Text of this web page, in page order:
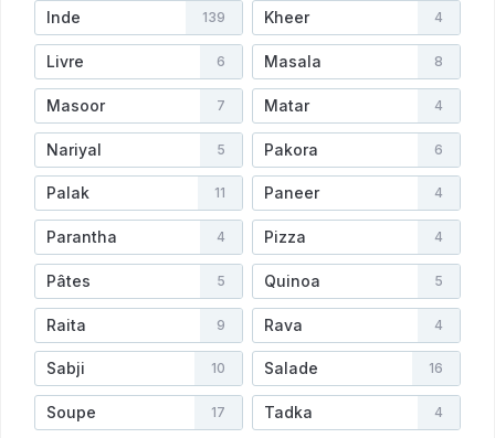
Inde 139 Kheer 4
Livre 6 Masala 8
Masoor 7 Matar 4
Nariyal 5 Pakora 6
Palak 11 Paneer 4
Parantha 4 Pizza 4
Pâtes 5 Quinoa 5
Raita 9 Rava 4
Sabji 10 Salade 16
Soupe 17 Tadka 4